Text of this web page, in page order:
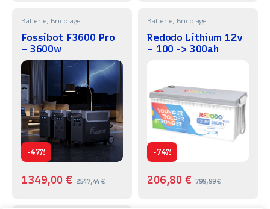
Batterie, Bricolage
Fossibot F3600 Pro
– 3600w
-47%
1349,00 € 2547,44€
Batterie, Bricolage
Redodo Lithium 12v
– 100 -> 300ah
-74%
206,80€ 799,99€